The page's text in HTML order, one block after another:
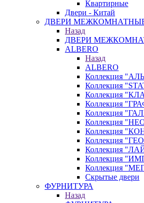
Квартирные
Двери - Китай
ДВЕРИ
Назад
ДВЕРИ
ALBERO
Назад
ALBERO
Коллекция
Коллекция
Коллекция
Коллекция
Коллекция
Коллекция
Коллекция
Коллекция
Коллекция
Коллекция
Коллекция
Скрытые двери
ФУРНИТУРА
Назад